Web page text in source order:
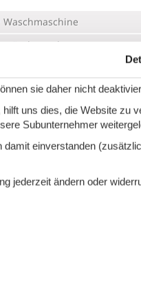
Waschmaschine
Wäschetrockner
Restaurant
sie daher nicht
uns dies, die Website zu
Subunternehmer
einverstanden
jederzeit ändern oder